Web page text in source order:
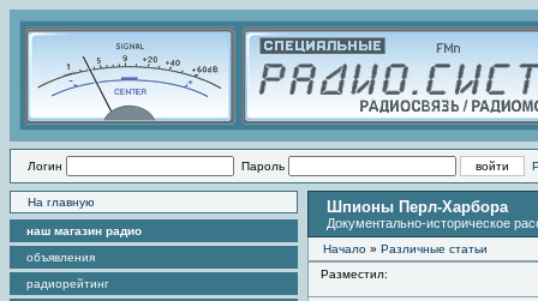
Логин Пароль
На главную
наш магазин радио
объявления
радиорейтинг
Шпионы Перл-Харбора
Документально-историческое
Начало » Различные статьи
Разместил: